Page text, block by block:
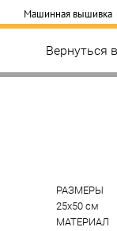
Машинная вышивка
Вернуться
РАЗМЕРЫ
25x50 см
МАТЕРИАЛ